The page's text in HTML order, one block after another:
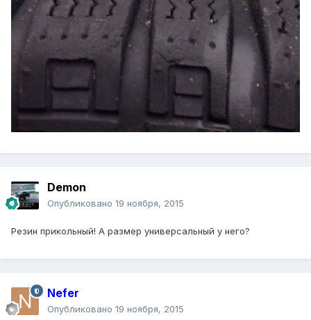
Demon
Опубликовано 19 ноября, 2015
Резин прикольный! А размер универсальный у него?
Nefer
Опубликовано 19 ноября, 2015